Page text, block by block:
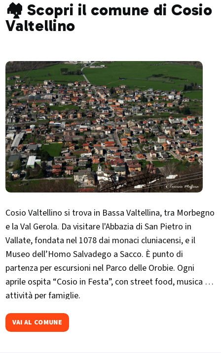
🏘️ Scopri il comune di Cosio
Valtellino
Cosio Valtellino si trova in Bassa Valtellina, tra Morbegno
e la Val Gerola. Da visitare l'Abbazia di San Pietro in
Vallate, fondata nel 1078 dai monaci cluniacensi, e il
Museo dell’Homo Salvadego a Sacco. È punto di
partenza per escursioni nel Parco delle Orobie. Ogni
aprile ospita “Cosio in Festa”, con street food, musica e
attività per famiglie.
VAI AL COMUNE